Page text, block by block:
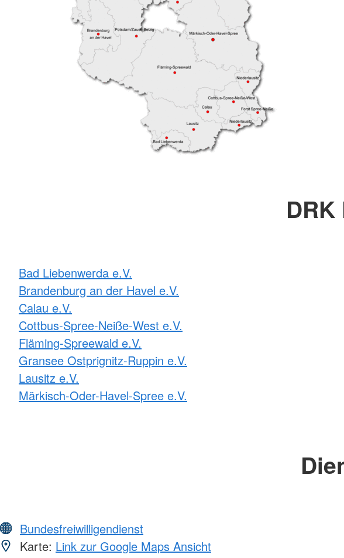
Bad Liebenwerda e.V.
Brandenburg an der Havel e.V.
Calau e.V.
Cottbus-Spree-Neiße-West e.V.
Fläming-Spreewald e.V.
Gransee Ostprignitz-Ruppin e.V.
Lausitz e.V.
Märkisch-Oder-Havel-Spree e.V.
Bundesfreiwilligendienst
Karte: Link zur Google Maps Ansicht